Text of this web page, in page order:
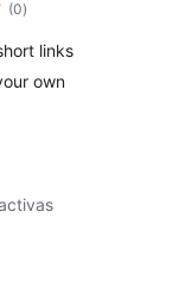
(0totais
)
links
own